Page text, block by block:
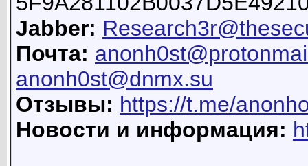
Jabber:
Почта:
anonh0st@dnmx.su
Отзывы: https://t.me/
Новости и информация: